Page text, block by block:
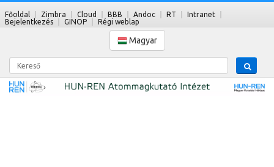
Főoldal Zimbra Cloud BBB Andoc RT
Intranet
Bejelentkezés
GINOP Régi weblap
Magyar
Kereső